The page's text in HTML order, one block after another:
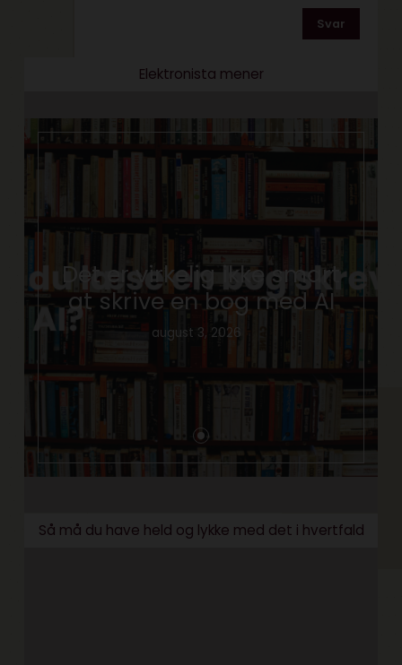
Svar
Elektronista mener
Det er virkelig ikke smart
at skrive en bog med AI
august 3, 2026
Så må du have held og lykke med det i hvertfald